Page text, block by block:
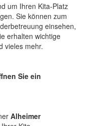
um Ihren Kita-Platz
Sie können zum
einsehen,
erhalten wichtige
vieles mehr.
Sie ein
Alheimer